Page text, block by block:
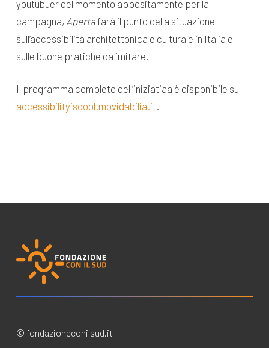
youtubuer del momento appositamente per la
campagna, Apertafarà il punto della situazione
sull’accessibilità architettonica e culturale in Italia e
sulle buone pratiche da imitare.
Il programma completo dell’iniziatiaa è disponibile su
accessibilityiscool.movidabilia.it.
© fondazioneconilsud.it